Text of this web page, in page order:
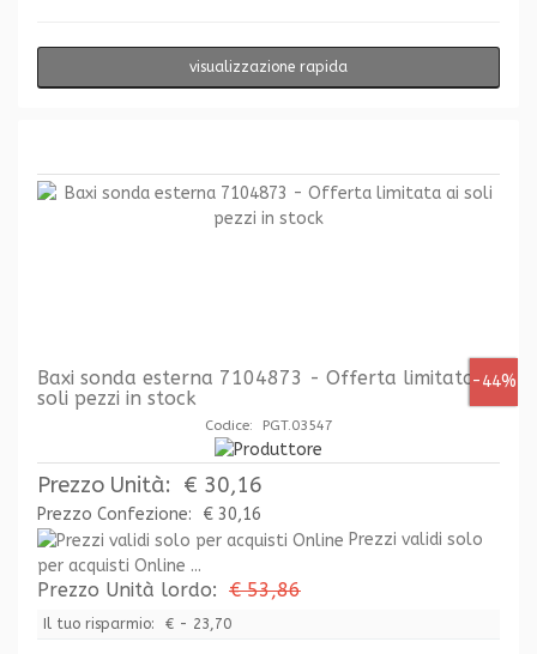
visualizzazione rapida
-44%
Baxi sonda esterna 7104873 - Offerta limitata ai
soli pezzi in stock
Codice: PGT.03547
Prezzo Unità: € 30,16
Prezzo Confezione:
€ 30,16
Prezzi validi solo
per acquisti Online ...
Prezzo Unità lordo: € 53,86
Il tuo risparmio: € - 23,70